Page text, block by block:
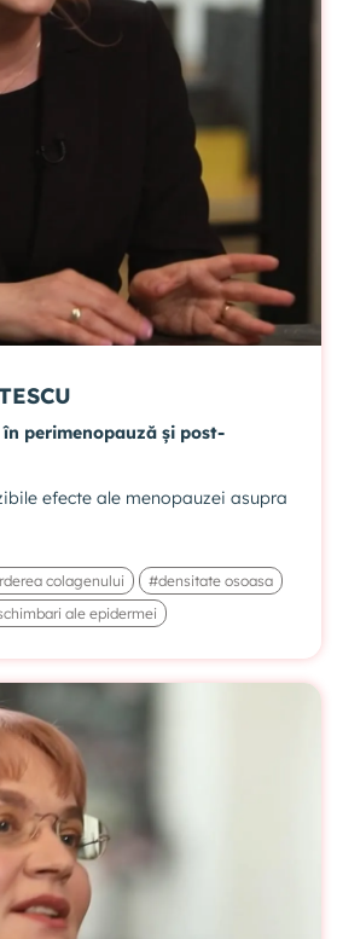
perimenopauză și post-
efecte ale menopauzei asupra
colagenului
#densitate osoasa
ale epidermei